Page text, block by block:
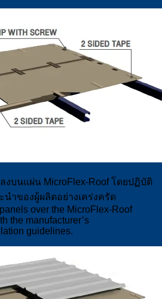
บนแผ่น MicroFlex-Roof โดยปฏิบัติ
ำของผู้ผลิตอย่างเคร่งครัด
over the MicroFlex-Roof
the manufacturer’s
guidelines.